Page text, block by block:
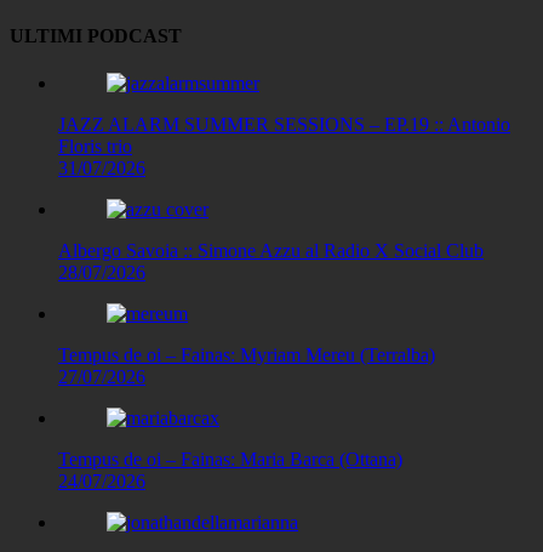
ULTIMI PODCAST
JAZZ ALARM SUMMER SESSIONS – EP.19 :: Antonio
Floris trio
31/07/2026
Albergo Savoia :: Simone Azzu al Radio X Social Club
28/07/2026
Tempus de oi – Fainas: Myriam Mereu (Terralba)
27/07/2026
Tempus de oi – Fainas: Maria Barca (Ottana)
24/07/2026